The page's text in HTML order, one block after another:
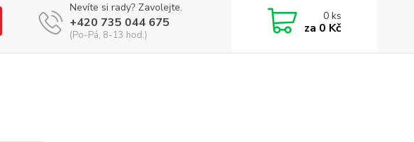
Nevíte si rady? Zavolejte.
+420 735 044 675
(Po-Pá, 8-13 hod.)
0ks
za 0 Kč